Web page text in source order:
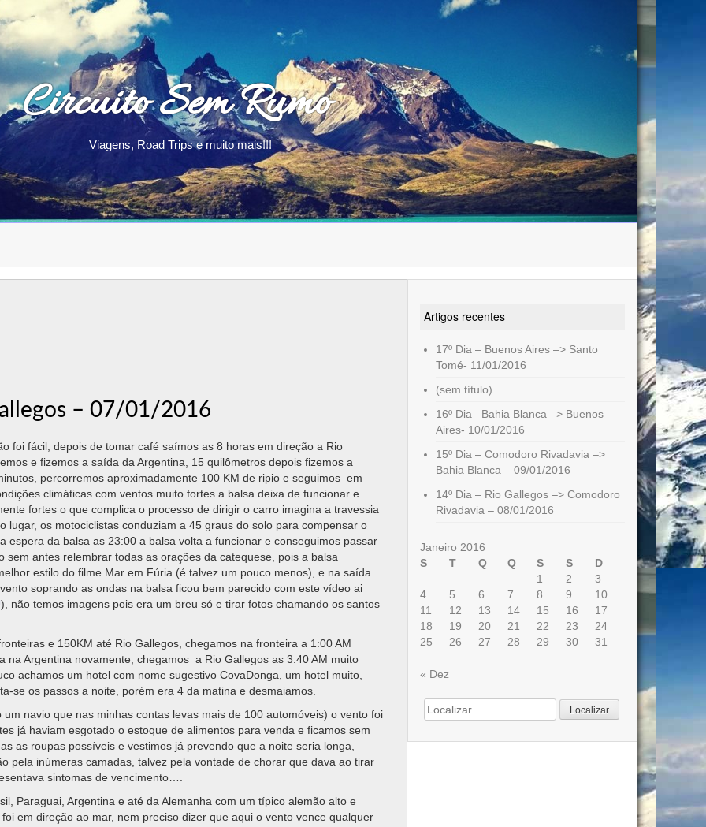
Circuito Sem Rumo
Viagens, Road Trips e muito mais!!!
– 07/01/2016
foi fácil, depois de tomar café saímos as 8 horas em direção a Rio
e fizemos a saída da Argentina, 15 quilômetros depois fizemos a
percorremos aproximadamente 100 KM de ripio e seguimos em
climáticas com ventos muito fortes a balsa deixa de funcionar e
fortes o que complica o processo de dirigir o carro imagina a travessia
lugar, os motociclistas conduziam a 45 graus do solo para compensar o
da balsa as 23:00 a balsa volta a funcionar e conseguimos passar
antes relembrar todas as orações da catequese, pois a balsa
estilo do filme Mar em Fúria (é talvez um pouco menos), e na saída
soprando as ondas na balsa ficou bem parecido com este vídeo ai
), não temos imagens pois era um breu só e tirar fotos chamando os santos
e 150KM até Rio Gallegos, chegamos na fronteira a 1:00 AM
na Argentina novamente, chegamos a Rio Gallegos as 3:40 AM muito
achamos um hotel com nome sugestivo CovaDonga, um hotel muito,
se os passos a noite, porém era 4 da matina e desmaiamos.
navio que nas minhas contas levas mais de 100 automóveis) o vento foi
já haviam esgotado o estoque de alimentos para venda e ficamos sem
as roupas possíveis e vestimos já prevendo que a noite seria longa,
pela inúmeras camadas, talvez pela vontade de chorar que dava ao tirar
sintomas de vencimento….
Paraguai, Argentina e até da Alemanha com um típico alemão alto e
em direção ao mar, nem preciso dizer que aqui o vento vence qualquer
Artigos recentes
17º Dia – Buenos Aires –> Santo
Tomé- 11/01/2016
(sem título)
16º Dia –Bahia Blanca –> Buenos
Aires- 10/01/2016
15º Dia – Comodoro Rivadavia –>
Bahia Blanca – 09/01/2016
14º Dia – Rio Gallegos –> Comodoro
Rivadavia – 08/01/2016
Janeiro 2016
S
T Q Q S S
D
1
2
3
4
5 6 7 8 9
10
11
12 13 14 15 16
17
18
19 20 21 22 23
24
25
26 27 28 29 30 31
« Dez
Search
for: